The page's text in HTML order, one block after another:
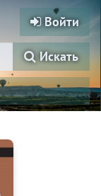
Войти
Искать